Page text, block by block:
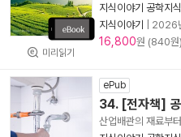
미리읽기
지식이야기 공학지
지식이야기
2026
16,800원 (840원)
ePub
34. [전자책] 공
산업배관의 재료부